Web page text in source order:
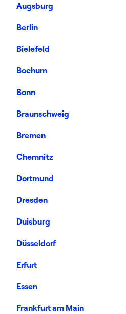
Augsburg
Berlin
Bielefeld
Bochum
Bonn
Braunschweig
Bremen
Chemnitz
Dortmund
Dresden
Duisburg
Düsseldorf
Erfurt
Essen
Frankfurt am Main